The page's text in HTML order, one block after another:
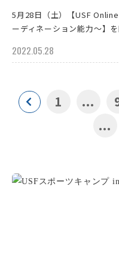
5月28日（土）【USF
ーディネーション能力～】
2022.05.28
1 ...
...